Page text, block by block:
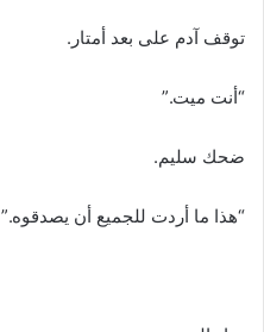
توقف آدم على بعد أمتار.
“أنت ميت.”
ضحك سليم.
“هذا ما أردت للجميع أن يصدقوه.”